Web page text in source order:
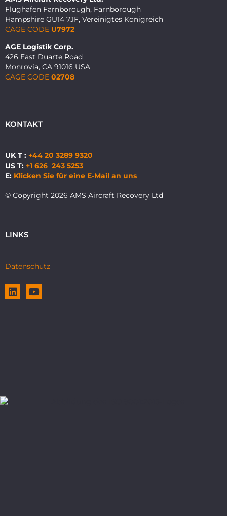
Flughafen Farnborough, Farnborough
Hampshire GU14 7JF, Vereinigtes Königreich
CAGE CODE U7972
AGE Logistik Corp.
426 East Duarte Road
Monrovia, CA 91016 USA
CAGE CODE 02708
KONTAKT
UK T : +44 20 3289 9320
US T: +1 626 243 5253
E: Klicken Sie für eine E-Mail an uns
© Copyright 2026 AMS Aircraft Recovery Ltd
LINKS
Datenschutz